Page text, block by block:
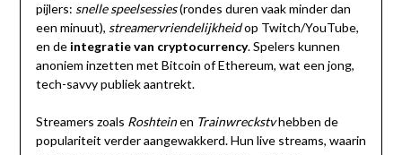
pijlers: snelle speelsessies(rondes duren vaak minder dan
een minuut), streamervriendelijkheidop Twitch/YouTube,
en de integratie van cryptocurrency. Spelers kunnen
anoniem inzetten met Bitcoin of Ethereum, wat een jong,
tech-savvy publiek aantrekt.
Streamers zoals Roshteinen Trainwreckstvhebben de
populariteit verder aangewakkerd. Hun live streams, waarin